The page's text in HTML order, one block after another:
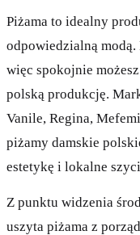
Piżama to idealny
odpowiedzialną modą.
więc spokojnie
polską produkcję.
Vanile, Regina,
piżamy damskie
estetykę i lokalne
Z punktu widzenia
uszyta piżama z